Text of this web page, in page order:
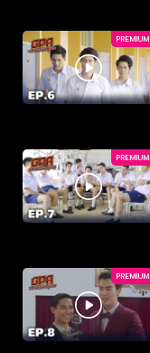
PREMIUM
PREMIUM
PREMIUM